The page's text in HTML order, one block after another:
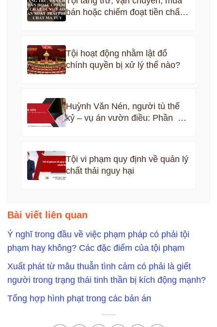
bán hoặc chiếm đoạt tiền chất
dùng vào việc sản xuất trái
Tội hoạt động nhằm lật đổ
chính quyền bị xử lý thế nào?
Huỳnh Văn Nén, người tù thế
kỷ – vụ án vườn điều: Phần 5
Tội vi phạm quy định về quản lý
chất thải nguy hại
Bài viết liên quan
Ý nghĩ trong đầu về việc phạm pháp có phải tội
phạm hay không? Các đặc điểm của tội phạm
Xuất phát từ mâu thuẫn tình cảm có phải là giết
người trong trạng thái tinh thần bị kích động mạnh?
Tổng hợp hình phạt trong các bản án